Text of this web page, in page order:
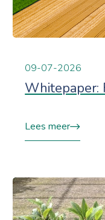
09-07-2026
Whitepaper:
Lees meer